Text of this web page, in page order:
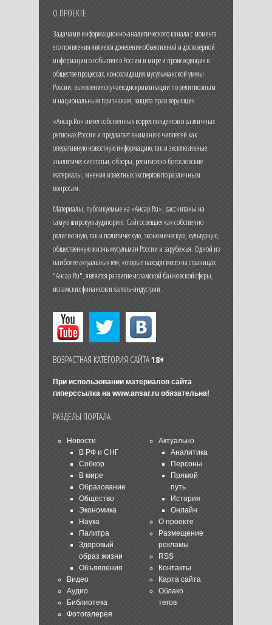
О ПРОЕКТЕ
Задачами информационно-аналитического канала с момента
его появления является донесение объективной и достоверной
информации о событиях в России и мире и происходящих в
обществе процессах, консолидация мусульманской уммы
России, выявление случаев дискриминации по религиозным
и национальным признакам, защита прав верующих.
«Ансар.Ru» имеет собственных корреспондентов в различных
регионах России и предлагает вниманию читателей как
оперативную новостную информацию, так и эксклюзивные
аналитические статьи, обзоры, религиозно-богословские
материалы, мнения известных экспертов по различным
вопросам.
Материалы, публикуемые на «Ансар.Ru», рассчитаны на
самую широкую аудиторию. Сайт освещает как собственно
религиозную, так и политическую, экономическую, культурную,
общественную жизнь мусульман России и зарубежья. Одной из
наиболее актуальных тем, которые находят место на страницах
"Ансар.Ru", является развитие исламской банковской сферы,
исламских финансов и халяль-индустрии.
ВОЗРАСТНАЯ КАТЕГОРИЯ САЙТА18+
При использовании материалов сайта
гиперссылка на www.ansar.ruобязательна!
РАЗДЕЛЫ ПОРТАЛА
Новости
В РФ и СНГ
Собкор
В мире
Образование
Общество
Экономика
Наука
Палитра
Здоровый
образ жизни
Объявления
Видео
Аудио
Библиотека
Фотогалерея
Актуально
Аналитика
Персоны
Прямой
путь
История
Онлайн
О проекте
Размещение
рекламы
RSS
Контакты
Карта сайта
Облако
тегов